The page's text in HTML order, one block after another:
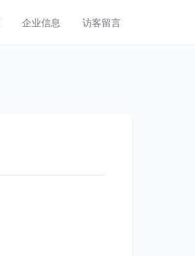
企业信息 访客留言